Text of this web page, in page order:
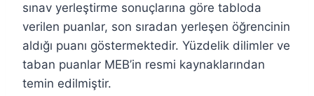
sınav yerleştirme sonuçlarına göre tabloda
verilen puanlar, son sıradan yerleşen öğrencinin
aldığı puanı göstermektedir. Yüzdelik dilimler ve
taban puanlar MEB’in resmi kaynaklarından
temin edilmiştir.